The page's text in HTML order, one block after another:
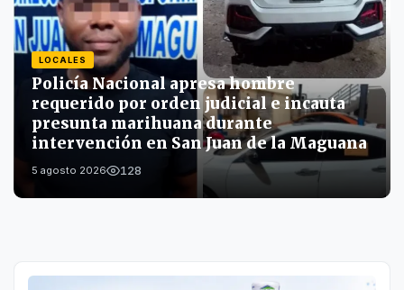
LOCALES
Policía Nacional apresa hombre
requerido por orden judicial e incauta
presunta marihuana durante
intervención en San Juan de la Maguana
5 agosto 2026 128